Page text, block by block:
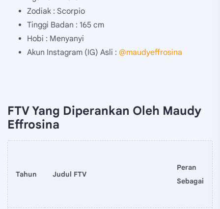
Zodiak : Scorpio
Tinggi Badan : 165 cm
Hobi : Menyanyi
Akun Instagram (IG) Asli : @maudyeffrosina
FTV Yang Diperankan Oleh Maudy
Effrosina
Tahun Judul FTV
Peran
Sebagai